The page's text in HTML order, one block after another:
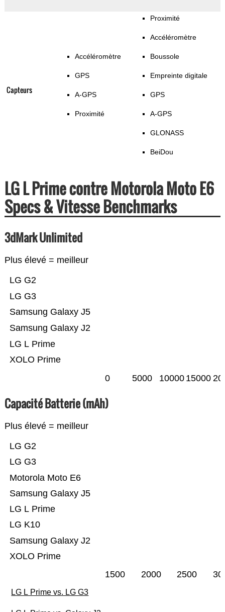
Capteurs
Accéléromètre
GPS
A-GPS
Proximité
Proximité
Accéléromètre
Boussole
Empreinte digitale
GPS
A-GPS
GLONASS
BeiDou
LG L Prime contre Motorola Moto E6
Specs & Vitesse Benchmarks
3dMark Unlimited
Plus élevé = meilleur
XOLO Prime
LG L Prime
Samsung Galaxy J2
Samsung Galaxy J5
LG G3
LG G2
0 5000 10000 15000
Capacité Batterie (mAh)
Plus élevé = meilleur
XOLO Prime
Samsung Galaxy J2
LG K10
LG L Prime
Samsung Galaxy J5
Motorola Moto E6
LG G3
LG G2
1500 2000 2500
LG L Prime vs. LG G3